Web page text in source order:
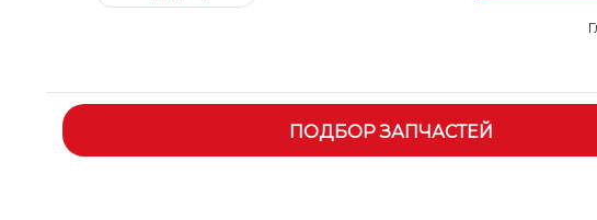
ПОДБОР ЗАПЧАСТЕЙ